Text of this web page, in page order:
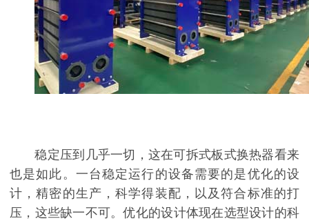
稳定压到几乎一切，这在可拆式板式换热器看来
也是如此。一台稳定运行的设备需要的是优化的设
计，精密的生产，科学得装配，以及符合标准的打
压，这些缺一不可。优化的设计体现在选型设计的科